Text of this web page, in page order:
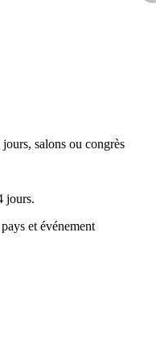
salons ou congrès
jours.
et événement